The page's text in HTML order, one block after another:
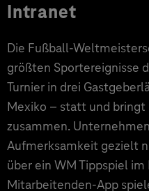
Intranet
Die Fußball-
größten Sportereignisse
Turnier in drei
Mexiko – statt und
zusammen.
Aufmerksamkeit gezielt
über ein WM Tippspiel
Mitarbeitenden-App